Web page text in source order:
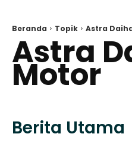
Beranda Topik Astra
Astra
Motor
Berita Utama